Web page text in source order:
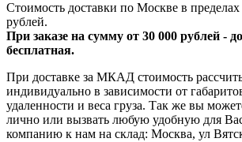
Стоимость доставки по Москве в
рублей.
При заказе на сумму от 30 000 рублей -
бесплатная.
При доставке за МКАД стоимость
индивидуально в зависимости от
удаленности и веса груза. Так же вы
лично или вызвать любую удобную для
компанию к нам на склад: Москва, ул